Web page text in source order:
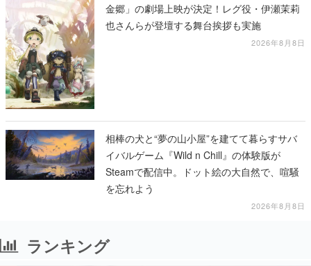
金郷」の劇場上映が決定！レグ役・伊瀬茉莉
也さんらが登壇する舞台挨拶も実施
2026年8月8日
相棒の犬と“夢の山小屋”を建てて暮らすサバ
イバルゲーム『Wild n Chill』の体験版が
Steamで配信中。ドット絵の大自然で、喧騒
を忘れよう
2026年8月8日
ランキング